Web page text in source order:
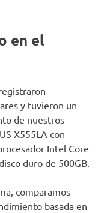
en el
y tuvieron un
de nuestros
X555LA con
Intel Core
duro de 500GB.
comparamos
basada en